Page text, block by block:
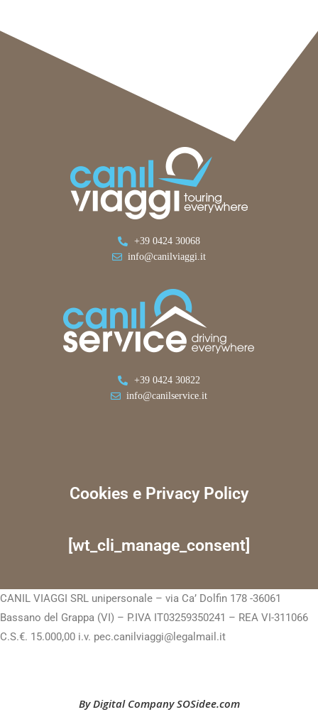
+39 0424 30068
info@canilviaggi.it
+39 0424 30822
info@canilservice.it
Cookies e Privacy Policy
[wt_cli_manage_consent]
CANIL VIAGGI SRL unipersonale – via Ca’ Dolfin 178 -36061
Bassano del Grappa (VI) – P.IVA IT03259350241 – REA VI-311066
C.S.€. 15.000,00 i.v. pec.canilviaggi@legalmail.it
By Digital Company SOSidee.com